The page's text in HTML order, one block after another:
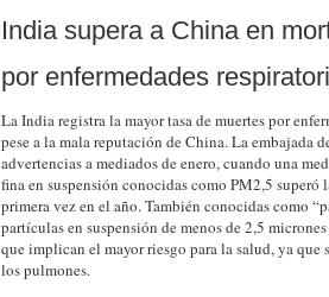
India supera a China en
por enfermedades
La India registra la mayor tasa de muertes por
pese a la mala reputación de China. La embajada
advertencias a mediados de enero, cuando una
fina en suspensión conocidas como PM2,5 superó
primera vez en el año. También conocidas como
partículas en suspensión de menos de 2,5
que implican el mayor riesgo para la salud, ya que
los pulmones.